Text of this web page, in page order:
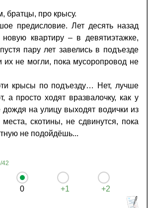
братцы, про крысу.
предисловие. Лет десять назад
квартиру – в девятиэтажке,
пару лет завелись в подъезде
их не могли, пока мусоропровод не
крысы по подъезду… Нет, лучше
а просто ходят вразвалочку, как у
на улицу выходят водички из
скотины, не сдвинутся, пока
не подойдёшь...
42
0 +1 +2